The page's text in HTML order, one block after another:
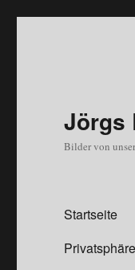
Jörgs
Bilder von
Startseite